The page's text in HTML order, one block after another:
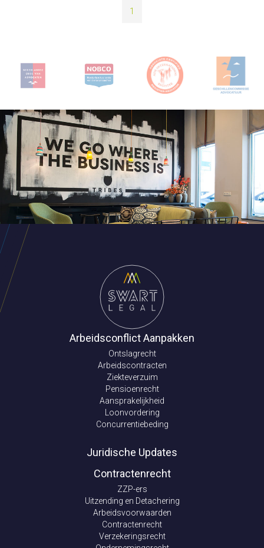
1
Arbeidsconflict Aanpakken
Ontslagrecht
Arbeidscontracten
Ziekteverzuim
Pensioenrecht
Aansprakelijkheid
Loonvordering
Concurrentiebeding
Juridische Updates
Contractenrecht
ZZP-ers
Uitzending en Detachering
Arbeidsvoorwaarden
Contractenrecht
Verzekeringsrecht